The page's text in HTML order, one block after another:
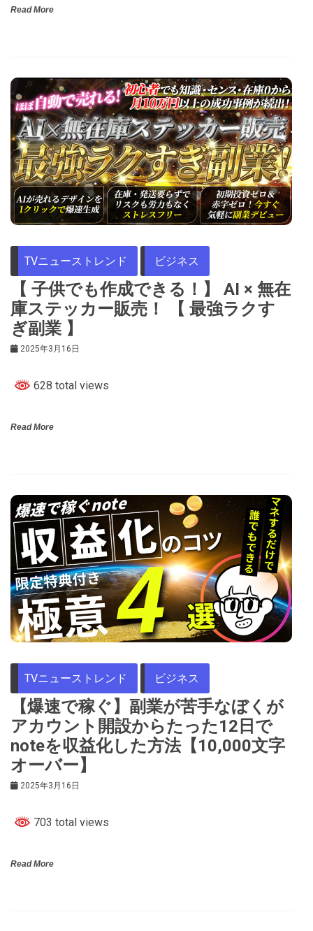
Read More
TVニューストレンド ビジネス
【 子供でも作成できる！】 AI × 無在
庫ステッカー販売！ 【 最強ラクす
ぎ副業 】
2025年3月16日
628 total views
Read More
TVニューストレンド ビジネス
【爆速で稼ぐ】副業が苦手なぼくが
アカウント開設からたった12日で
noteを収益化した方法【10,000文字
オーバー】
2025年3月16日
703 total views
Read More